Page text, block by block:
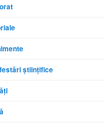
științifice